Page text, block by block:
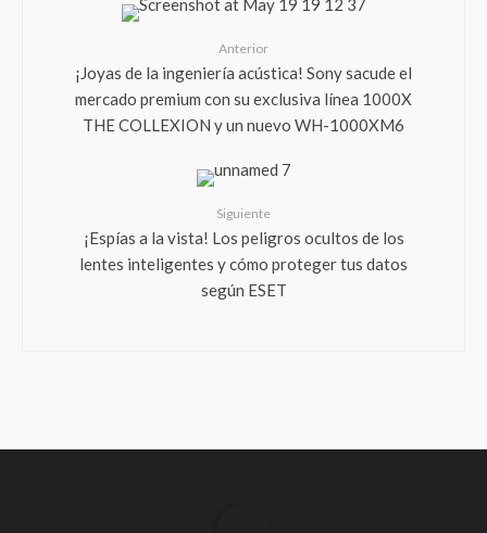
Anterior
¡Joyas de la ingeniería acústica! Sony sacude el
mercado premium con su exclusiva línea 1000X
THE COLLEXION y un nuevo WH-1000XM6
Siguiente
¡Espías a la vista! Los peligros ocultos de los
lentes inteligentes y cómo proteger tus datos
según ESET